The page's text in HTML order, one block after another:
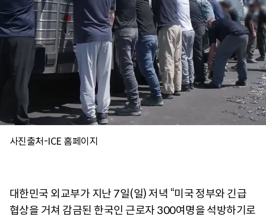
사진출처-ICE 홈페이지
대한민국 외교부가 지난 7일(일) 저녁 “미국 정부와 긴급
협상을 거쳐 감금된 한국인 근로자 300여명을 석방하기로